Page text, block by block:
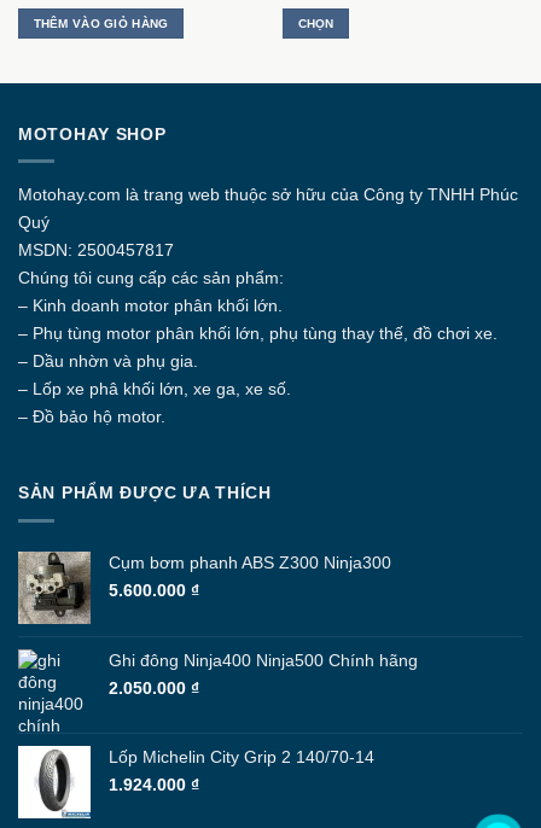
THÊM VÀO GIỎ HÀNG CHỌN
thể.
có
được
chọn
trang
MOTOHAY SHOP
Motohay.com là trang web thuộc sở hữu của Công ty TNHH Phúc
Quý
MSDN: 2500457817
Chúng tôi cung cấp các sản phẩm:
– Kinh doanh motor phân khối lớn.
– Phụ tùng motor phân khối lớn, phụ tùng thay thế, đồ chơi xe.
– Dầu nhờn và phụ gia.
– Lốp xe phâ khối lớn, xe ga, xe số.
– Đồ bảo hộ motor.
SẢN PHẨM ĐƯỢC ƯA THÍCH
Cụm bơm phanh ABS Z300 Ninja300
5.600.000 ₫
Ghi đông Ninja400 Ninja500 Chính hãng
2.050.000 ₫
Lốp Michelin City Grip 2 140/70-14
1.924.000 ₫